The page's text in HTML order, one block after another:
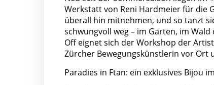
Werkstatt von Reni Hardmeier für die
überall hin mitnehmen, und so tanzt
schwungvoll weg – im Garten, im
Off eignet sich der Workshop der
Zürcher Bewegungskünstlerin vor Ort
Paradies in Ftan: ein exklusives Bijou